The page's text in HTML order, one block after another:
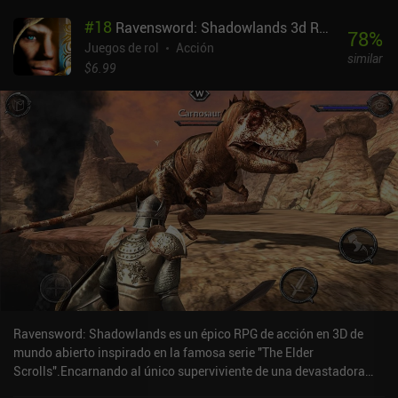
habilidad. Por ejemplo, un modificador puede reducir el daño de
una habilidad pero aumentar su número de proyectiles. Esto y las
rápidas actualizaciones del árbol de talentos crearon una
desgracia, los primeros combates son tan fáciles que podemos
quedarnos quietos mientras atacamos a los enemigos. Para ser
justos, arar a través de miles de monstruos es divertido por
derecho propio, y los jefes eventualmente se vuelven lo
suficientemente difíciles como para que sea necesario esquivar. El
brillante estilo artístico de ciencia ficción y fantasía es fantástico,
pero el botín que equipamos no aparece en nuestro personaje y la
mayoría de las animaciones de las habilidades son un poco
decepcionantes. Y aunque los controles son buenos, no hay
compatibilidad con mandos Bluetooth.Torchlight Infinite se
monetiza mediante un pase de batalla, ventas por tiempo limitado
e iAPs para un sistema gacha con mascotas de auto-looting que
también dan grandes aumentos de estadísticas. Aunque el pago
por ganar no es tan elevado como en Diablo Immortal, tampoco es
genial, así que no te dejes engañar. El lado positivo es que no hay
PvP.Es un juego que se acerca a la grandeza, así que si no esperas
#18 Ravensword: Shadowlands 3d RPG
Juegos de rol
Acción
$6.99
78%
similar
Ravensword: Shadowlands es un épico RPG de acción en 3D de
mundo abierto inspirado en la famosa serie "The Elder
Scrolls".Encarnando al único superviviente de una devastadora